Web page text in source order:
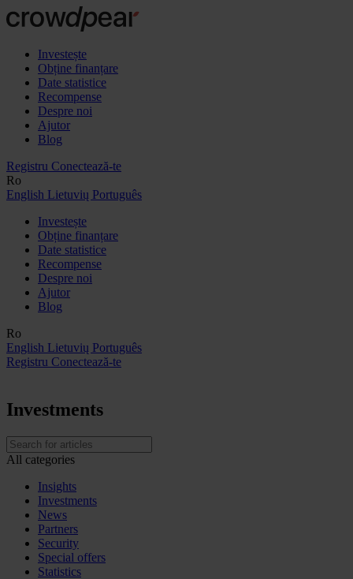
Investește
Obține finanțare
Date statistice
Recompense
Despre noi
Ajutor
Blog
Registru Conectează-te
Ro
English Lietuvių Português
Investește
Obține finanțare
Date statistice
Recompense
Despre noi
Ajutor
Blog
Ro
English Lietuvių Português
Registru Conectează-te
Investments
All categories
Insights
Investments
News
Partners
Security
Special offers
Statistics